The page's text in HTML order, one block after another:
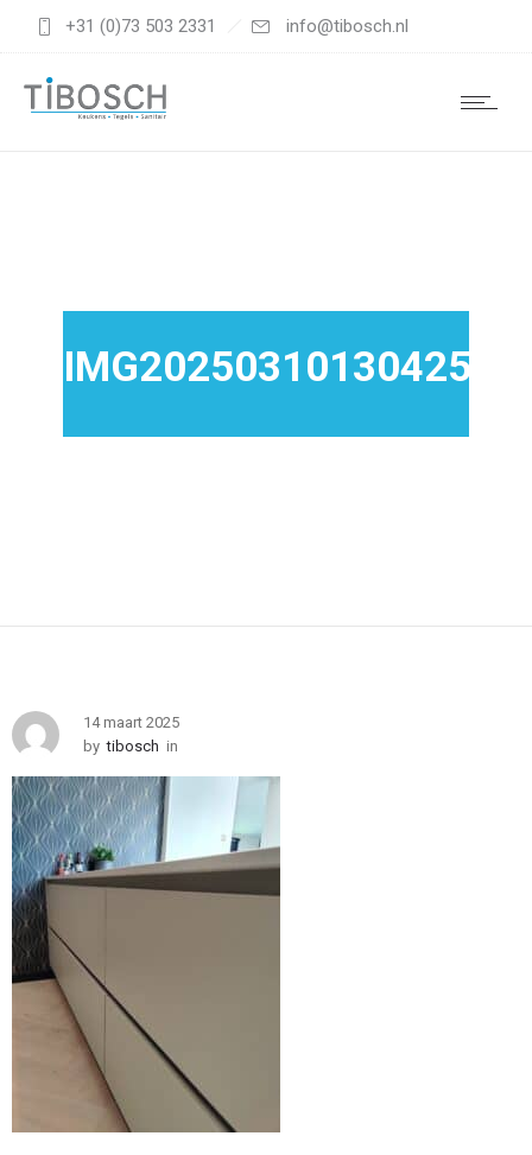
+31 (0)73 503 2331 info@tibosch.nl
IMG20250310130425
14 maart 2025
by tibosch in